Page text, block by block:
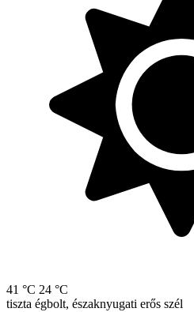
41 °C 24 °C
tiszta égbolt, északnyugati erős szél